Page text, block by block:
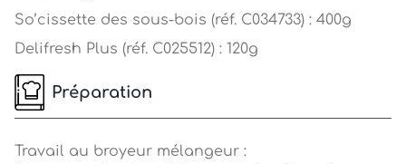
So’cissette des sous-bois (réf. C034733) : 400g
Delifresh Plus (réf. C025512) : 120g
Préparation
Travail au broyeur mélangeur :